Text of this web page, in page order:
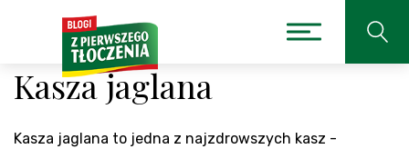
Kasza jaglana
Kasza jaglana to jedna z najzdrowszych kasz -